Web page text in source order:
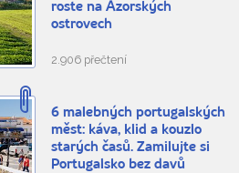
roste na Azorských
ostrovech
2.906 přečtení
6 malebných portugalských
měst: káva, klid a kouzlo
starých časů. Zamilujte si
Portugalsko bez davů